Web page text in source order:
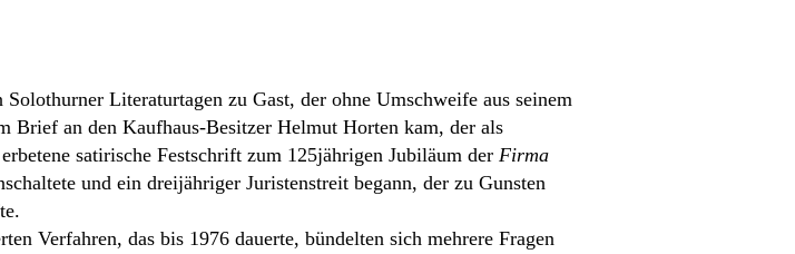
Solothurner Literaturtagen zu Gast, der ohne Umschweife aus seinem
Brief an den Kaufhaus-Besitzer Helmut Horten kam, der als
satirische Festschrift zum 125jährigen Jubiläum der Firma
und ein dreijähriger Juristenstreit begann, der zu Gunsten
Verfahren, das bis 1976 dauerte, bündelten sich mehrere Fragen